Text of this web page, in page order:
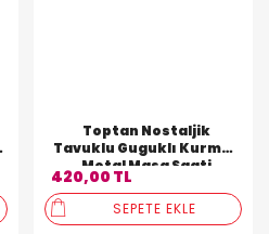
Toptan Nostaljik
Tavuklu Guguklı Kurmalı
Metal Masa Saati
420,00 TL
SEPETE EKLE